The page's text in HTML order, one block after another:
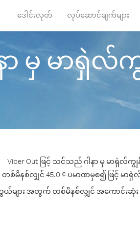
ဒေါင်းလုတ် လုပ်ဆောင်ချက်များ
ာ မှ မာရှဲလ်
Viber Out ဖြင့် သင်သည် ဂါနာ မှ မာရှဲလ်
တစ်မိနစ်လျှင် 45.0 ¢ ပမာဏမှစ၍ ဖြင့် မာ
ယ်များ အတွက် တစ်မိနစ်လျှင် အကောင်းဆုံး